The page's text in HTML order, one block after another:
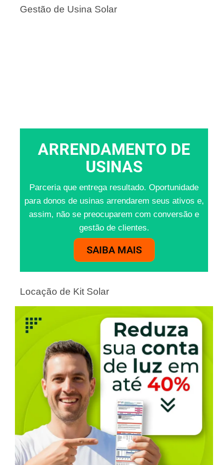
Gestão de Usina Solar
ARRENDAMENTO DE
USINAS
Parceria que entrega resultado. Oportunidade
para donos de usinas arrendarem seus ativos e,
assim, não se preocuparem com conversão e
gestão de clientes.
SAIBA MAIS
Locação de Kit Solar